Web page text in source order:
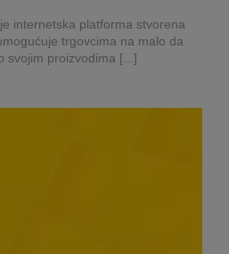
internetska platforma stvorena
trgovcima na malo da
svojim proizvodima [...]